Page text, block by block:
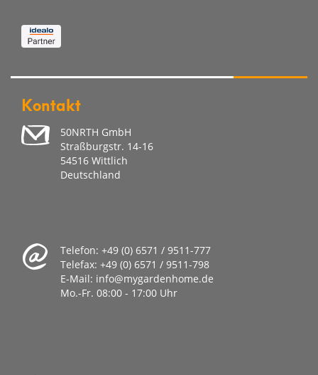
Kontakt
50NRTH GmbH
Straßburgstr. 14-16
54516 Wittlich
Deutschland
Telefon: +49 (0) 6571 / 9511-777
Telefax: +49 (0) 6571 / 9511-798
E-Mail: info@mygardenhome.de
Mo.-Fr. 08:00 - 17:00 Uhr